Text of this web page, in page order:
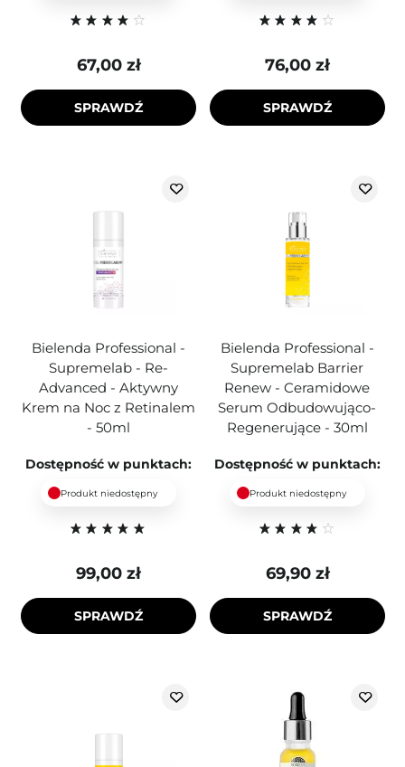
67,00 zł
SPRAWDŹ
76,00 zł
SPRAWDŹ
Bielenda Professional -
Supremelab - Re-
Advanced - Aktywny
Krem na Noc z Retinalem
- 50ml
Dostępność w punktach:
Produkt niedostępny
99,00 zł
SPRAWDŹ
Bielenda Professional -
Supremelab Barrier
Renew - Ceramidowe
Serum Odbudowująco-
Regenerujące - 30ml
Dostępność w punktach:
Produkt niedostępny
69,90 zł
SPRAWDŹ